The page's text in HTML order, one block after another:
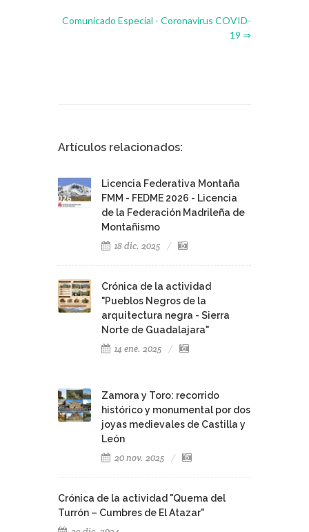
Comunicado Especial - Coronavirus COVID-
19 ⇒
Artículos relacionados:
Licencia Federativa Montaña
FMM - FEDME 2026 - Licencia
de la Federación Madrileña de
Montañismo
18 dic. 2025
Crónica de la actividad
"Pueblos Negros de la
arquitectura negra - Sierra
Norte de Guadalajara"
14 ene. 2025
Zamora y Toro: recorrido
histórico y monumental por dos
joyas medievales de Castilla y
León
20 nov. 2025
Crónica de la actividad "Quema del
Turrón – Cumbres de El Atazar"